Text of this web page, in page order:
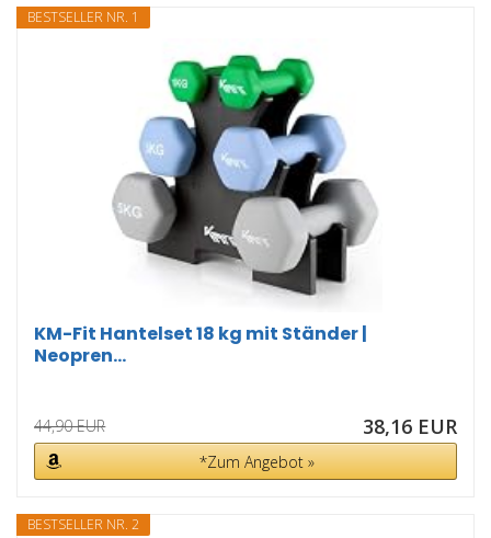
BESTSELLER NR. 1
KM-Fit Hantelset 18 kg mit Ständer |
Neopren...
44,90 EUR 38,16 EUR
*Zum Angebot »
BESTSELLER NR. 2